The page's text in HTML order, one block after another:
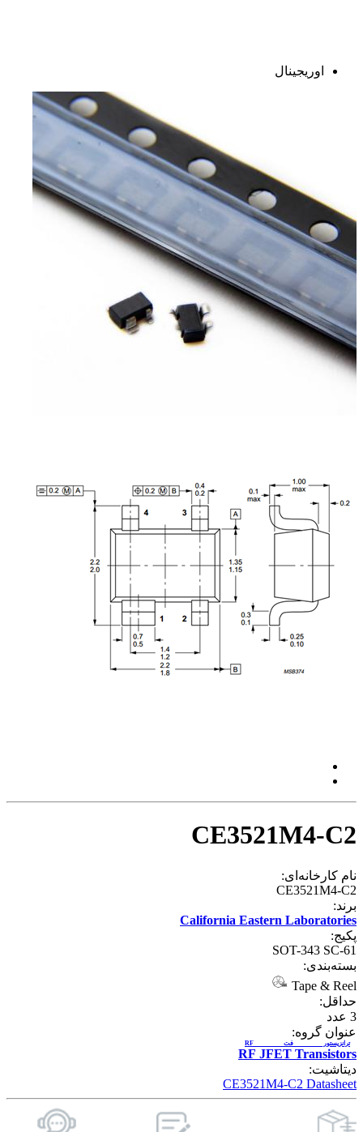
اوریجینال
CE3521M4-C2
نام کارخانه‌ای:
CE3521M4-C2
برند:
California Eastern Laboratories
پکیج:
SOT-343 SC-61
بسته‌بندی:
Tape & Reel
حداقل:
3 عدد
عنوان گروه:
RF JFET Transistors
ترانزیستور فت RF
دیتاشیت:
CE3521M4-C2 Datasheet